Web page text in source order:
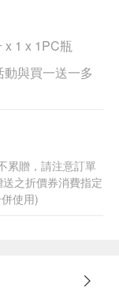
1 x 1PC瓶
與買一送一多
累贈，請注意訂單
之折價券消費指定
使用)